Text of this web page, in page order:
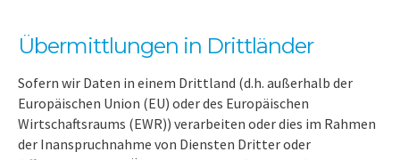
Übermittlungen in Drittländer
Sofern wir Daten in einem Drittland (d.h. außerhalb der
Europäischen Union (EU) oder des Europäischen
Wirtschaftsraums (EWR)) verarbeiten oder dies im Rahmen
der Inanspruchnahme von Diensten Dritter oder